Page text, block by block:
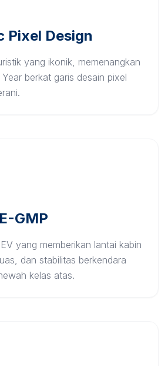
Pixel Design
yang ikonik, memenangkan
berkat garis desain pixel
GMP
yang memberikan lantai kabin
dan stabilitas berkendara
kelas atas.